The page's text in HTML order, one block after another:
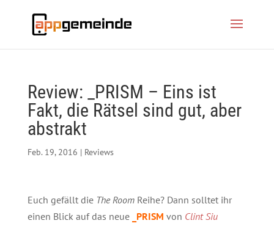
Review: _PRISM – Eins ist
Fakt, die Rätsel sind gut, aber
abstrakt
Feb. 19, 2016 | Reviews
Euch gefällt die The RoomReihe? Dann solltet ihr
einen Blick auf das neue_PRISM von Clint Siu